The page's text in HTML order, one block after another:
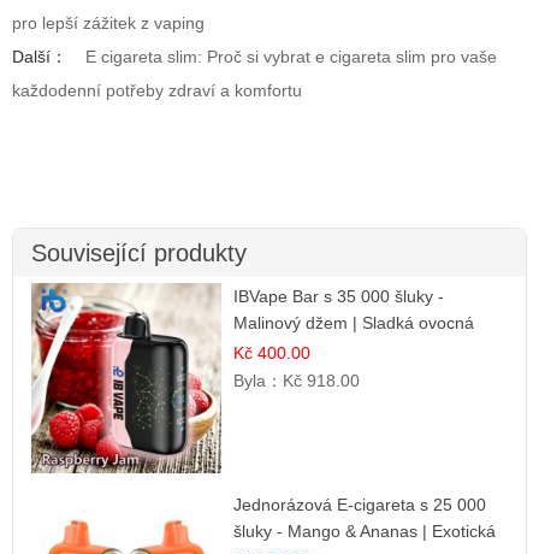
pro lepší zážitek z vaping
Další：
E cigareta slim: Proč si vybrat e cigareta slim pro vaše
každodenní potřeby zdraví a komfortu
Související produkty
IBVape Bar s 35 000 šluky -
Malinový džem | Sladká ovocná
příchuť
Kč 400.00
Byla： Kč 918.00
Jednorázová E-cigareta s 25 000
šluky - Mango & Ananas | Exotická